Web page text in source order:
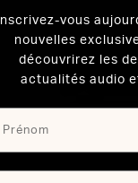
Inscrivez-vous
nouvelles
découvrirez les
actualités audio